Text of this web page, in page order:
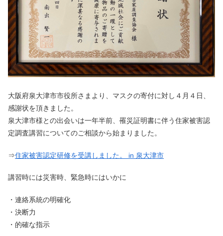
大阪府泉大津市市役所さまより、マスクの寄付に対し４月４日、
感謝状を頂きました。
泉大津市様との出会いは一年半前、罹災証明書に伴う住家被害認
定調査講習についてのご相談から始まりました。
⇒住家被害認定研修を受講しました。 in 泉大津市
講習時には災害時、緊急時にはいかに
・連絡系統の明確化
・決断力
・的確な指示